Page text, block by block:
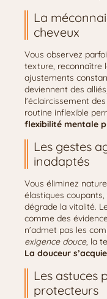
La
cheveux
Vous observez
texture, reconnaître
ajustements
deviennent des
l’éclaircissement
routine inflexible
flexibilité mentale
Les gestes
inadaptés
Vous éliminez
élastiques
dégrade la vitalité.
comme des
n’admet pas les
exigence douce, la
La douceur
Les astuces
protecteurs